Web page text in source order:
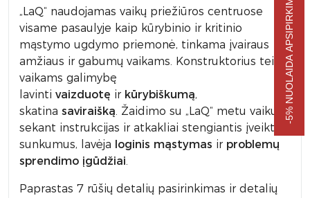
„LaQ“ naudojamas vaikų priežiūros centruose
visame pasaulyje kaip kūrybinio ir kritinio
mąstymo ugdymo priemonė, tinkama įvairaus
amžiaus ir gabumų vaikams. Konstruktorius teikia
vaikams galimybę
lavinti vaizduotę ir kūrybiškumą,
skatina saviraišką. Žaidimo su „LaQ“ metu vaikui
sekant instrukcijas ir atkakliai stengiantis įveikti
sunkumus, lavėja loginis mąstymas ir problemų
sprendimo įgūdžiai.
Paprastas 7 rūšių detalių pasirinkimas ir detalių
-5% NUOLAIDA APSIPIRKIMUI